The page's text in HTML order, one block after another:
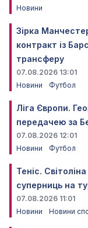
Новини
Зірка
контракт із
трансферу
07.08.2026 13:01
Новини
Футбол
Ліга Європи.
передачею за
07.08.2026 12:01
Новини
Футбол
Теніс.
суперниць на
07.08.2026 11:01
Новини
Новини